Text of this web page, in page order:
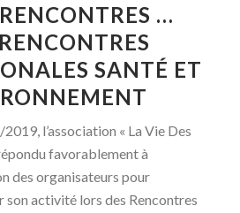
…
SANTÉ ET
l’association « La Vie Des
favorablement à
des organisateurs pour
son activité lors des Rencontres